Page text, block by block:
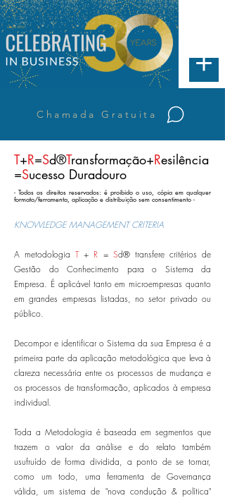
Chamada Gratuita
T+R=Sd®Transformação+Resilência
=Sucesso Duradouro
- Todos os direitos reservados: é proibido o uso, cópia em qualquer
formato/ferramenta, aplicação e distribuição sem consentimento -
KNOWLEDGE MANAGEMENT CRITERIA
A metodologiaT+ R = Sd® transfere critérios de
Gestão do Conhecimento para o Sistema da
Empresa. É aplicável tanto em microempresas quanto
em grandes empresas listadas, no setor privado ou
público.
Decompor e identificar o Sistema da sua Empresa é a
primeira parte da aplicação metodológica que leva à
clareza necessária entre os processos de mudança e
os processos de transformação, aplicados à empresa
individual.
Toda a Metodologia é baseada em segmentos que
trazem o valor da análise e do relato também
usufruído de forma dividida, a ponto de se tornar,
como um todo, uma ferramenta de Governança
válida, um sistema de "nova condução & política"